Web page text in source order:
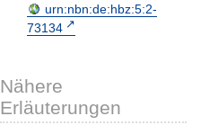
urn:nbn:de:hbz:5:2-
73134
Nähere
Erläuterungen